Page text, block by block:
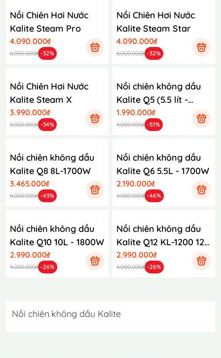
Nồi Chiên Hơi Nước
Kalite Steam Pro
4.090.000₫
6.000.000₫ -32%
Nồi Chiên Hơi Nước
Kalite Steam Star
4.090.000₫
6.000.000₫ -32%
Nồi Chiên Hơi Nước
Kalite Steam X
3.990.000₫
6.000.000₫ -34%
Nồi chiên không dầu
Kalite Q5 (5.5 lít -
1700W)
1.990.000₫
4.000.000₫ -51%
Nồi chiên không dầu
Kalite Q8 8L-1700W
3.465.000₫
6.000.000₫ -43%
Nồi chiên không dầu
Kalite Q6 5.5L - 1700W
2.190.000₫
4.000.000₫ -46%
Nồi chiên không dầu
Kalite Q10 10L - 1800W
2.990.000₫
4.000.000₫ -26%
Nồi chiên không dầu
Kalite Q12 KL-1200 12L
- 1800W
2.990.000₫
4.000.000₫ -26%
Nồi chiên không dầu Kalite